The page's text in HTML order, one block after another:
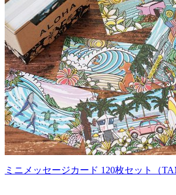
ミニメッセージカード 120枚セット（